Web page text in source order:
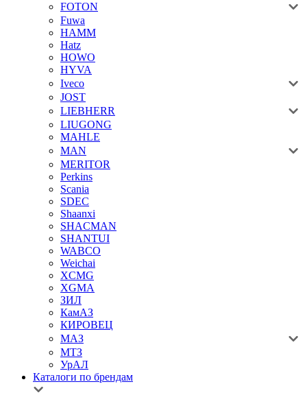
FOTON
Fuwa
HAMM
Hatz
HOWO
HYVA
Iveco
JOST
LIEBHERR
LIUGONG
MAHLE
MAN
MERITOR
Perkins
Scania
SDEC
Shaanxi
SHACMAN
SHANTUI
WABCO
Weichai
XCMG
XGMA
ЗИЛ
КамАЗ
КИРОВЕЦ
МАЗ
МТЗ
УрАЛ
Каталоги по брендам